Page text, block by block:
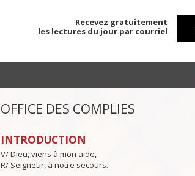
Recevez gratuitement
les lectures du jour par courriel
OFFICE DES COMPLIES
INTRODUCTION
V/ Dieu, viens à mon aide,
R/ Seigneur, à notre secours.